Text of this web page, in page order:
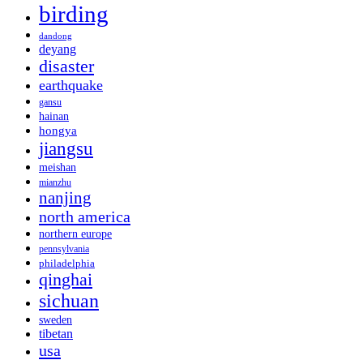
birding
dandong
deyang
disaster
earthquake
gansu
hainan
hongya
jiangsu
meishan
mianzhu
nanjing
north america
northern europe
pennsylvania
philadelphia
qinghai
sichuan
sweden
tibetan
usa